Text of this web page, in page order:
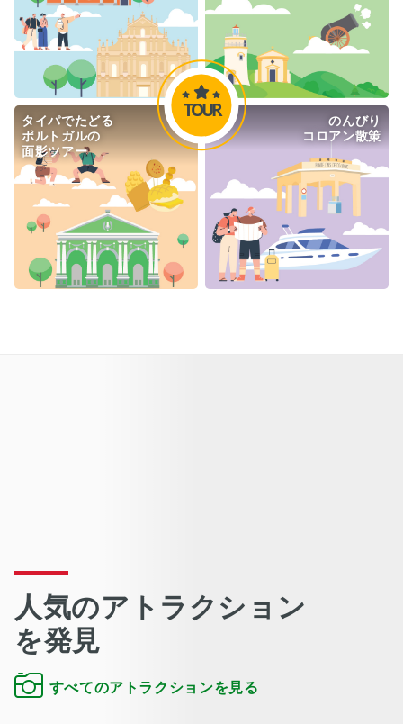
TOUR
タイパでたどる
ポルトガルの
面影ツアー
のんびり
コロアン散策
人気のアトラクション
を発見
すべてのアトラクションを見る